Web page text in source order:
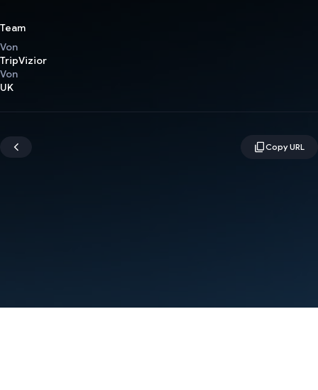
Team
Von
TripVizior
Von
UK